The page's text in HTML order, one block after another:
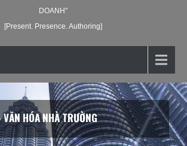
DOANH"
[Present. Presence. Authoring]
HÓA NHÀ TRƯỜNG